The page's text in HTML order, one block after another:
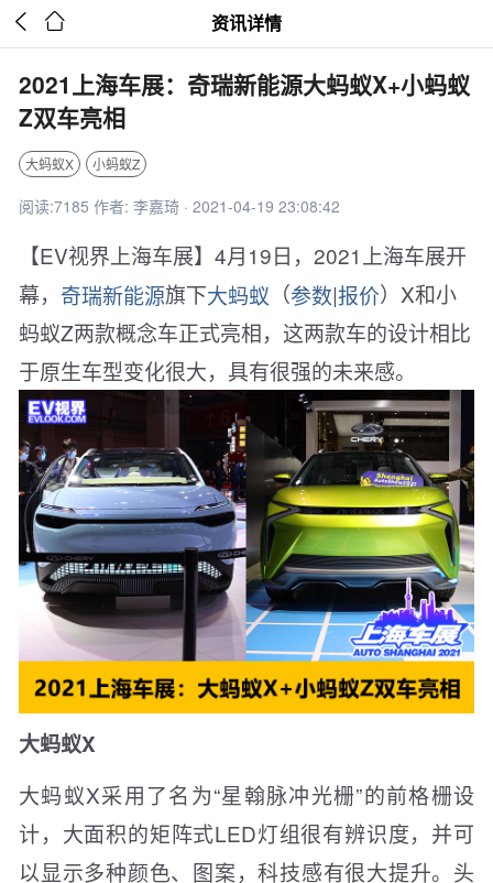
  资讯详情
2021上海车展：奇瑞新能源大蚂蚁X+小蚂蚁
Z双车亮相
大蚂蚁X 小蚂蚁Z
阅读:7185 作者: 李嘉琦 · 2021-04-19 23:08:42
【EV视界上海车展】4月19日，2021上海车展开
幕， 奇瑞新能源旗下大蚂蚁 （参数|报价）X和小
蚂蚁Z两款概念车正式亮相，这两款车的设计相比
于原生车型变化很大，具有很强的未来感。
大蚂蚁X
大蚂蚁X采用了名为“星翰脉冲光栅”的前格栅设
计，大面积的矩阵式LED灯组很有辨识度，并可
以显示多种颜色、图案，科技感有很大提升。头